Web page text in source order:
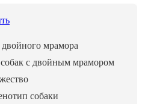
мрамора
с двойным мрамором
собаки